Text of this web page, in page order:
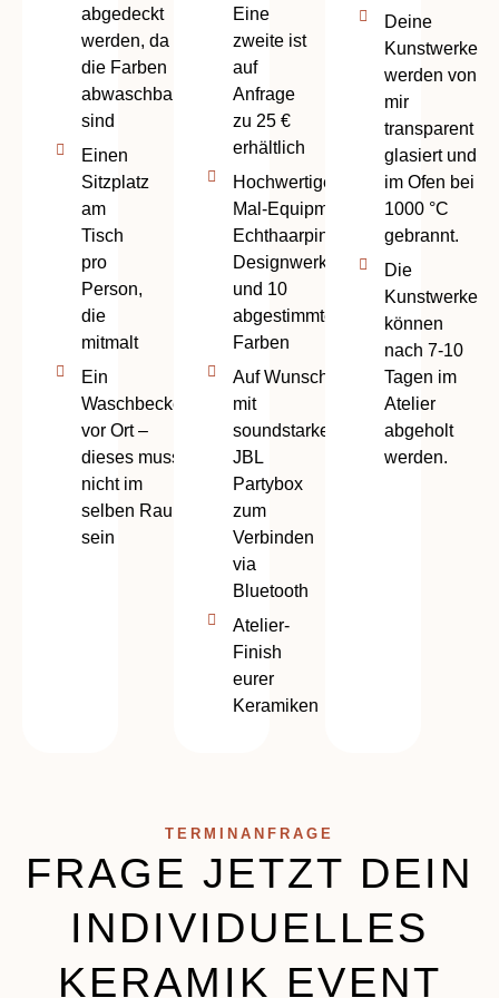
abgedeckt
werden, da
die Farben
abwaschbar
sind
Einen
Sitzplatz
am
Tisch
pro
Person,
die
mitmalt
Ein
Waschbecken
vor Ort –
dieses muss
nicht im
selben Raum
sein
Eine
zweite ist
auf
Anfrage
zu 25 €
erhältlich
Hochwertiges
Mal-Equipment:
Echthaarpinsel,
Designwerkzeug
und 10
abgestimmte
Farben
Auf Wunsch
mit
soundstarker
JBL
Partybox
zum
Verbinden
via
Bluetooth
Atelier-
Finish
eurer
Keramiken
Deine
Kunstwerke
werden von
mir
transparent
glasiert und
im Ofen bei
1000 °C
gebrannt.
Die
Kunstwerke
können
nach 7-10
Tagen im
Atelier
abgeholt
werden.
TERMINANFRAGE
FRAGE JETZT DEIN
INDIVIDUELLES
KERAMIK EVENT